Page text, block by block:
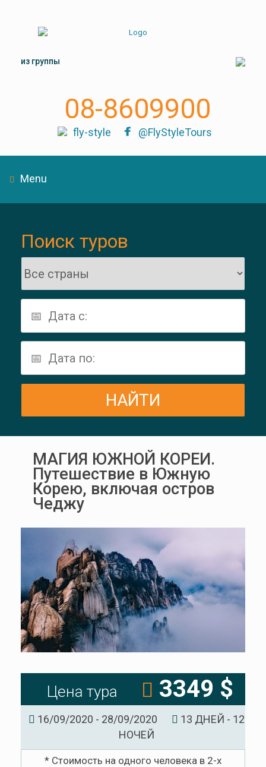
из группы
08-8609900
fly-style @FlyStyleTours
Menu
Поиск туров
МАГИЯ ЮЖНОЙ КОРЕИ.
Путешествие в Южную
Корею, включая остров
Чеджу
Цена тура 3349 $
16/09/2020 - 28/09/2020
13 ДНЕЙ - 12
НОЧЕЙ
* Стоимость на одного человека в 2-х